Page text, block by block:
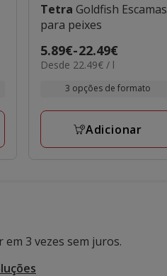
Tetra Goldfish Escamas
para peixes
Preço
de
5.89€
22.49€
5.89€-22.49€
22.49€
Desde 22.49€ / l
3 opções de formato
Adicionar
3 vezes sem juros.